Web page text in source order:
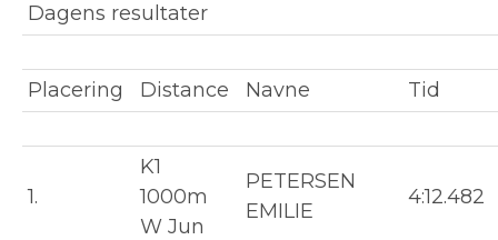
Dagens resultater
Placering Distance Navne Tid
1.
K1
1000m
W Jun
PETERSEN
EMILIE
4:12.482